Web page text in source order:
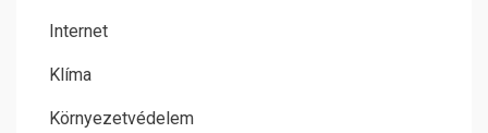
Internet
Klíma
Környezetvédelem